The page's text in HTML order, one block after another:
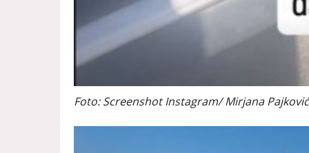
Foto: Screenshot Instagram/ Mirjana